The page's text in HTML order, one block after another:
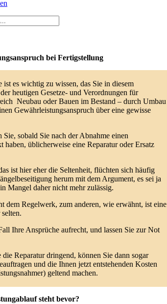
bei Fertigstellung
es wichtig zu wissen, das Sie in diesem
heutigen Gesetze- und Verordnungen für
Neubau oder Bauen im Bestand – durch Umbau
Gewährleistungsanspruch über eine gewisse
sobald Sie nach der Abnahme einen
haben, üblicherweise eine Reparatur oder Ersatz
ist hier eher die Seltenheit, flüchten sich häufig
herum mit dem Argument, es sei ja
Mangel daher nicht mehr zulässig.
dem Regelwerk, zum anderen, wie erwähnt, ist eine
Ihre Ansprüche aufrecht, und lassen Sie zur Not
Reparatur dringend, können Sie dann sogar
und die Ihnen jetzt entstehenden Kosten
geltend machen.
steht bevor?